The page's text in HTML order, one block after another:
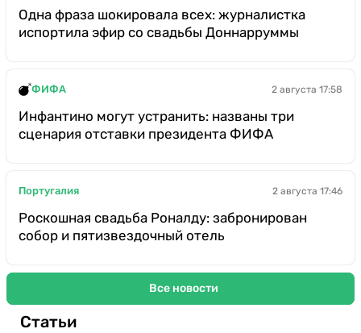
Одна фраза шокировала всех: журналистка
испортила эфир со свадьбы Доннарруммы
ФИФА 2 августа 17:58
Инфантино могут устранить: названы три
сценария отставки президента ФИФА
Португалия 2 августа 17:46
Роскошная свадьба Роналду: забронирован
собор и пятизвездочный отель
Все новости
Статьи